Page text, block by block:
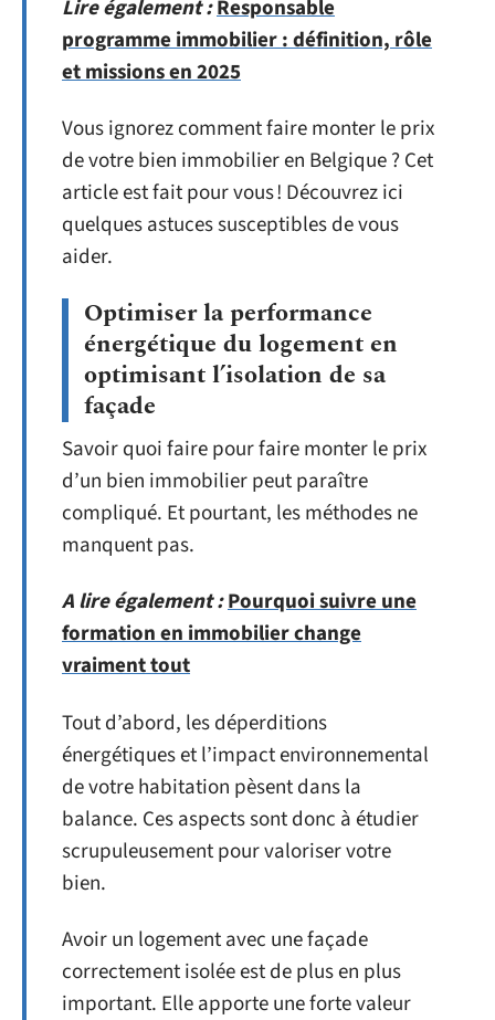
Lire également :Responsable
programme immobilier : définition, rôle
et missions en 2025
Vous ignorez comment faire monter le prix
de votre bien immobilier en Belgique ? Cet
article est fait pour vous ! Découvrez ici
quelques astuces susceptibles de vous
aider.
Optimiser la performance
énergétique du logement en
optimisant l’isolation de sa
façade
Savoir quoi faire pour faire monter le prix
d’un bien immobilier peut paraître
compliqué. Et pourtant, les méthodes ne
manquent pas.
A lire également :Pourquoi suivre une
formation en immobilier change
vraiment tout
Tout d’abord, les déperditions
énergétiques et l’impact environnemental
de votre habitation pèsent dans la
balance. Ces aspects sont donc à étudier
scrupuleusement pour valoriser votre
bien.
Avoir un logement avec une façade
correctement isolée est de plus en plus
important. Elle apporte une forte valeur